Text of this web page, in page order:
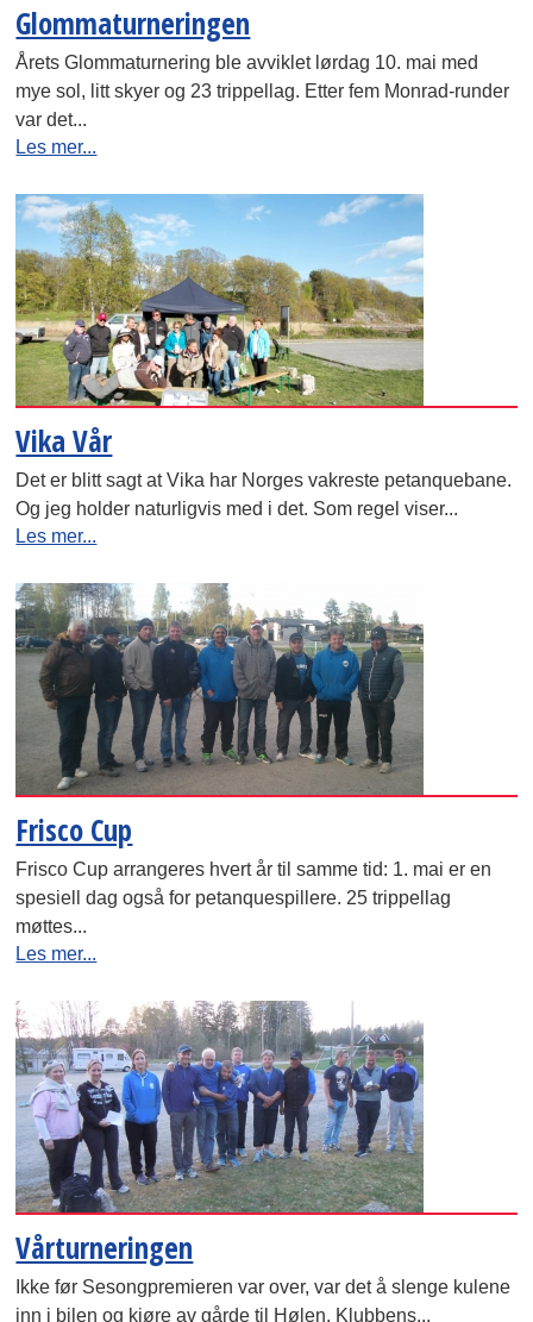
Glommaturneringen
Årets Glommaturnering ble avviklet lørdag 10. mai med
mye sol, litt skyer og 23 trippellag. Etter fem Monrad-runder
var det...
Les mer...
Vika Vår
Det er blitt sagt at Vika har Norges vakreste petanquebane.
Og jeg holder naturligvis med i det. Som regel viser...
Les mer...
Frisco Cup
Frisco Cup arrangeres hvert år til samme tid: 1. mai er en
spesiell dag også for petanquespillere. 25 trippellag
møttes...
Les mer...
Vårturneringen
Ikke før Sesongpremieren var over, var det å slenge kulene
inn i bilen og kjøre av gårde til Hølen. Klubbens...